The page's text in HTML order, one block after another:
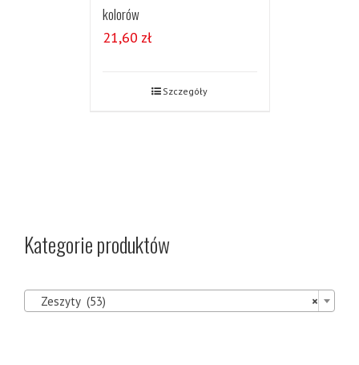
kolorów
21,60 zł
Szczegóły
Kategorie produktów
×
Zeszyty (53)